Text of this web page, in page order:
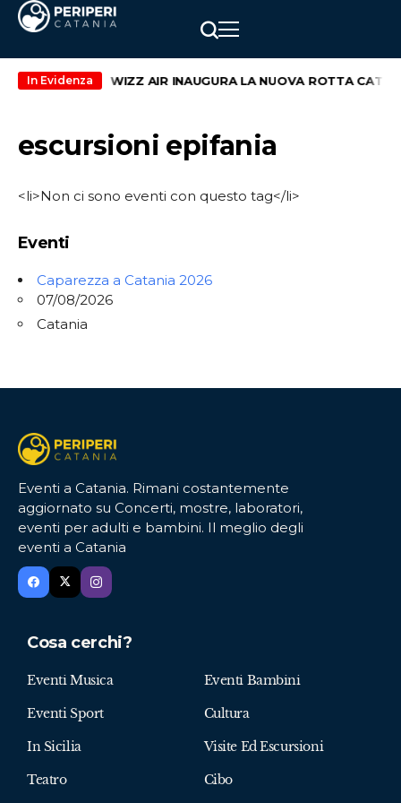
In Evidenza
di maggio WIZZ AIR INAUGURA LA NUOVA ROTTA
escursioni epifania
<li>Non ci sono eventi con questo tag</li>
Eventi
Caparezza a Catania 2026
07/08/2026
Catania
Eventi a Catania. Rimani costantemente
aggiornato su Concerti, mostre, laboratori,
eventi per adulti e bambini. Il meglio degli
eventi a Catania
Cosa cerchi?
Eventi Musica Eventi Bambini
Eventi Sport Cultura
In Sicilia Visite Ed Escursioni
Teatro Cibo